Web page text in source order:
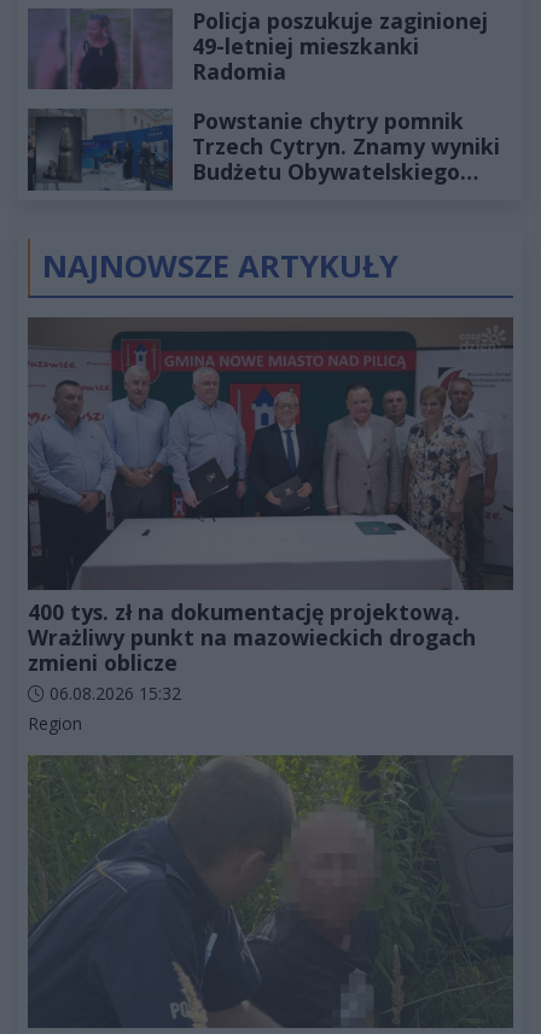
Policja poszukuje zaginionej
49-letniej mieszkanki
Radomia
Powstanie chytry pomnik
Trzech Cytryn. Znamy wyniki
Budżetu Obywatelskiego
NAJNOWSZE ARTYKUŁY
400 tys. zł na dokumentację projektową.
Wrażliwy punkt na mazowieckich drogach
zmieni oblicze
Data dodania artykułu:
06.08.2026 15:32
Kategorie artykułu:
Region